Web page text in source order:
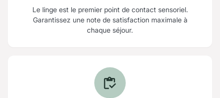
Le linge est le premier point de contact sensoriel.
Garantissez une note de satisfaction maximale à
chaque séjour.